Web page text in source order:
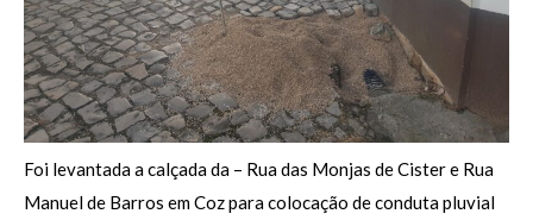
Foi levantada a calçada da – Rua das Monjas de Cister e Rua
Manuel de Barros em Coz para colocação de conduta pluvial